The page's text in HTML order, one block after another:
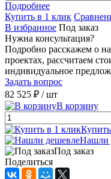
Подробнее
Купить в 1 клик
В избранное Под заказ
Нужна консультация?
Подробно расскажем о
проектах, рассчитаем
индивидуальное
Задать вопрос
82 525 ₽ / шт
В корзину
Нашли
Под заказ
Поделиться